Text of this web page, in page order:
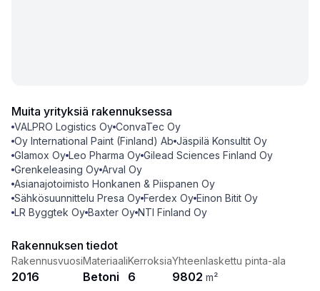
Muita yrityksiä rakennuksessa
VALPRO Logistics Oy ConvaTec Oy
Oy International Paint (Finland) Ab Jäspilä Konsultit Oy
Glamox Oy Leo Pharma Oy Gilead Sciences Finland Oy
Grenkeleasing Oy Arval Oy
Asianajotoimisto Honkanen & Piispanen Oy
Sähkösuunnittelu Presa Oy Ferdex Oy Einon Bitit Oy
LR Byggtek Oy Baxter Oy NTI Finland Oy
Rakennuksen tiedot
Rakennusvuosi
2016
Materiaali
Betoni
Kerroksia
6
Yhteenlaskettu pinta-ala
9802 m²